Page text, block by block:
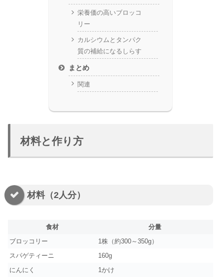
栄養価の高いブロッコ
リー
カルシウムとタンパク
質の補給になるしらす
まとめ
関連
材料と作り方
材料（2人分）
食材
分量
ブロッコリー
1株（約300～350g）
スパゲティーニ
160g
にんにく
1かけ